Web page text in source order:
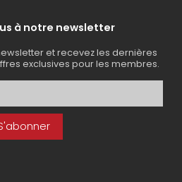
à notre newsletter
et recevez les dernières
exclusives pour les membres.